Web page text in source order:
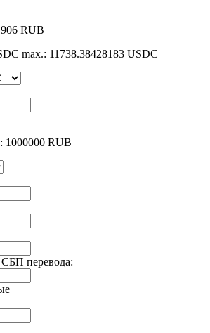
RUB
max.: 11738.38428183 USDC
1000000 RUB
перевода: